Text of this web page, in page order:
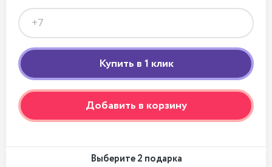
Добавить в корзину
Выберите 2 подарка